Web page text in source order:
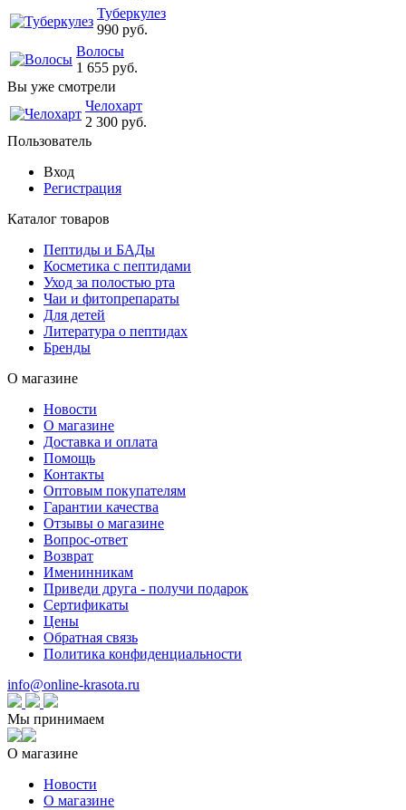
Туберкулез
990 руб.
Волосы
1 655 руб.
Вы уже смотрели
Челохарт
2 300 руб.
Пользователь
Вход
Регистрация
Каталог товаров
Пептиды и БАДы
Косметика с пептидами
Уход за полостью рта
Чаи и фитопрепараты
Для детей
Литература о пептидах
Бренды
О магазине
Новости
О магазине
Доставка и оплата
Помощь
Контакты
Оптовым покупателям
Гарантии качества
Отзывы о магазине
Вопрос-ответ
Возврат
Именинникам
Приведи друга - получи подарок
Сертификаты
Цены
Обратная связь
Политика конфиденциальности
info@online-krasota.ru
Мы принимаем
О магазине
Новости
О магазине